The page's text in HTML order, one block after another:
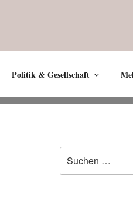
Politik & Gesellschaft
Suche
nach: